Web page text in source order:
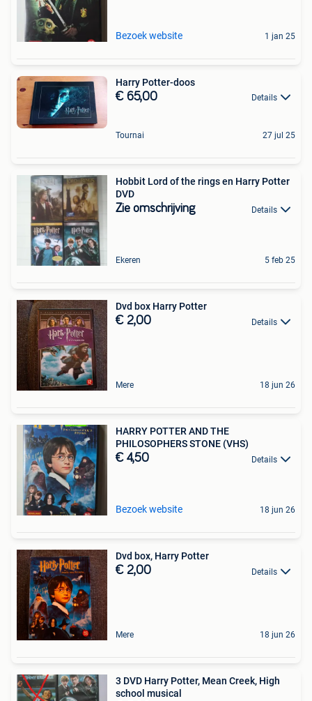
Bezoek website 1 jan 25
Harry Potter-doos
€ 65,00 Details
Tournai 27 jul 25
Hobbit Lord of the rings en Harry Potter
DVD
Zie omschrijving Details
Ekeren 5 feb 25
Dvd box Harry Potter
€ 2,00 Details
Mere 18 jun 26
HARRY POTTER AND THE
PHILOSOPHERS STONE (VHS)
€ 4,50 Details
Bezoek website 18 jun 26
Dvd box, Harry Potter
€ 2,00 Details
Mere 18 jun 26
3 DVD Harry Potter, Mean Creek, High
school musical